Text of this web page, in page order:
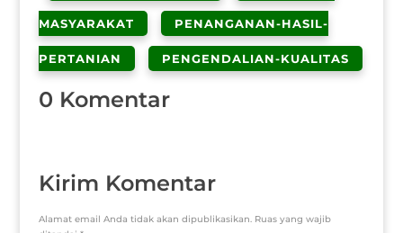
MASYARAKAT PENANGANAN-HASIL-
PERTANIAN PENGENDALIAN-KUALITAS
0 Komentar
Kirim Komentar
Alamat email Anda tidak akan dipublikasikan. Ruas yang wajib